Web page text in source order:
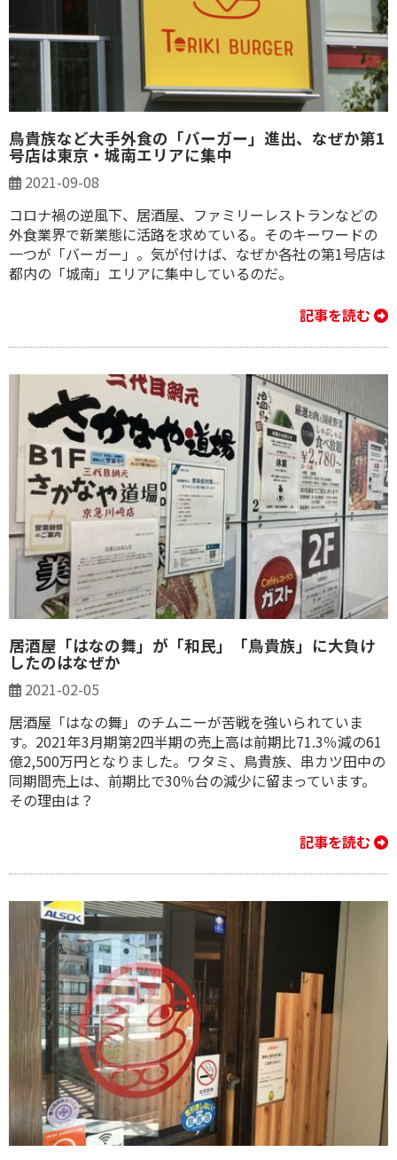
鳥貴族など大手外食の「バーガー」進出、なぜか第1
号店は東京・城南エリアに集中
2021-09-08
コロナ禍の逆風下、居酒屋、ファミリーレストランなどの
外食業界で新業態に活路を求めている。そのキーワードの
一つが「バーガー」。気が付けば、なぜか各社の第1号店は
都内の「城南」エリアに集中しているのだ。
記事を読む
居酒屋「はなの舞」が「和民」「鳥貴族」に大負け
したのはなぜか
2021-02-05
居酒屋「はなの舞」のチムニーが苦戦を強いられていま
す。2021年3月期第2四半期の売上高は前期比71.3％減の61
億2,500万円となりました。ワタミ、鳥貴族、串カツ田中の
同期間売上は、前期比で30％台の減少に留まっています。
その理由は？
記事を読む